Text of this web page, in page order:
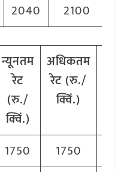
2040 2100
न्यूनतम
रेट
(रु./
क्विं.)
अधिकतम
रेट (रु./
क्विं.)
1750 1750